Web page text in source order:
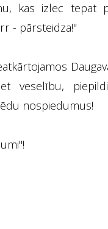
kas izlec tepat
- pārsteidza!"
veselību,
nospiedumus!